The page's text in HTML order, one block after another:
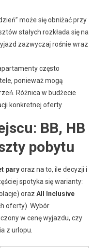
może się obniżać przy
stałych rozkłada się na
zazwyczaj rośnie wraz
często
ponieważ mogą
Różnica w budżecie
konkretnej oferty.
BB, HB
pobytu
paryoraz na to, ile decyzji i
spotyka się warianty:
oraz All Inclusive
oferty). Wybór
w cenę wyjazdu, czy
z urlopu.